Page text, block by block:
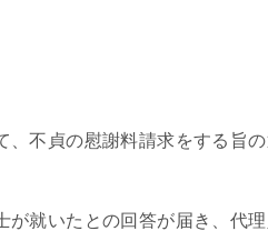
不貞の慰謝料請求をする旨
就いたとの回答が届き、代